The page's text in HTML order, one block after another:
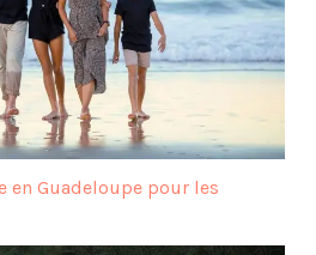
en Guadeloupe pour les